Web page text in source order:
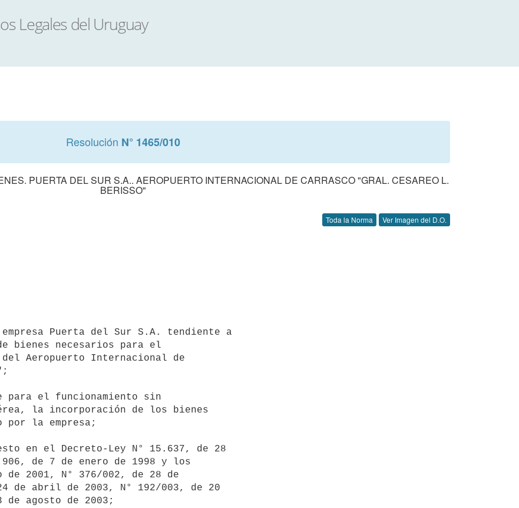
Resolución N° 1465/010
PUERTA DEL SUR S.A.. AEROPUERTO INTERNACIONAL DE CARRASCO "GRAL. CESAREO L.
BERISSO"
Toda la Norma Ver Imagen del D.O.
Puerta del Sur S.A. tendiente a
bienes necesarios para el
del Aeropuerto Internacional de
para el funcionamiento sin
la incorporación de los bienes
por la empresa;
en el Decreto-Ley N° 15.637, de 28
de 7 de enero de 1998 y los
2001, N° 376/002, de 28 de
de abril de 2003, N° 192/003, de 20
de agosto de 2003;